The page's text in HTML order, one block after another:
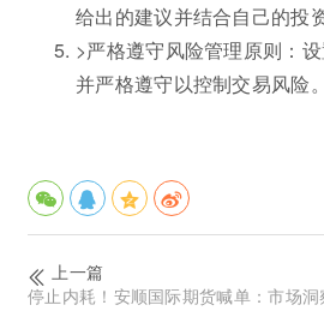
给出的建议并结合自己的投
>严格遵守风险管理原则：
并严格遵守以控制交易风险。
上一篇
停止内耗！安顺国际期货喊单：市场